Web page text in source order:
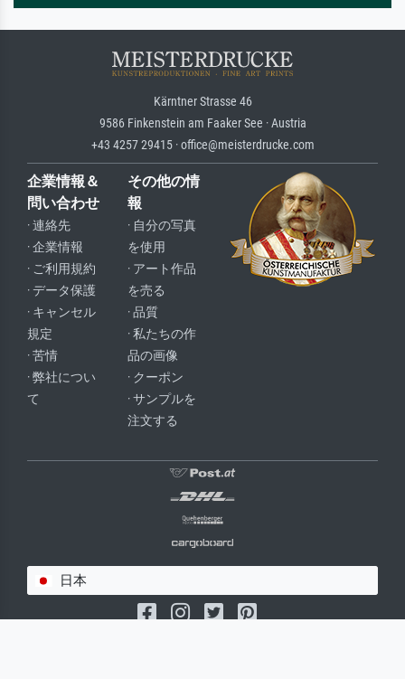
Kärntner Strasse 46
9586 Finkenstein am Faaker See · Austria
+43 4257 29415 · office@meisterdrucke.com
企業情報＆
問い合わせ
· 連絡先
· 企業情報
· ご利用規約
· データ保護
· キャンセル
規定
· 苦情
· 弊社につい
て
その他の情
報
· 自分の写真
を使用
· アート作品
を売る
· 品質
· 私たちの作
品の画像
· クーポン
· サンプルを
注文する
日本